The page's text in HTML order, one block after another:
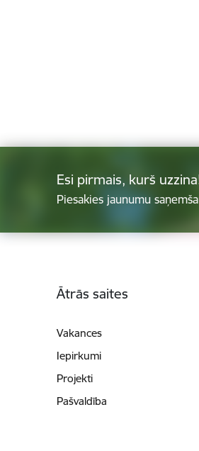
Esi pirmais, kurš
Piesakies jaunumu
Ātrās saites
Vakances
Iepirkumi
Projekti
Pašvaldība